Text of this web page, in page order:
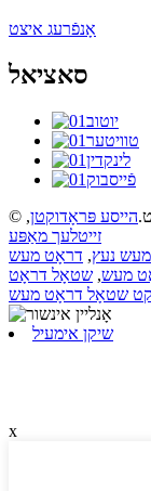
אָנפֿרעג איצט
סאציאל
הייסע פּראָדוקטן,
זייטלעך מאַפּע
נעץ, דראָט מעש
מעש, שטאָל דראָט
שיקן אימעיל
x